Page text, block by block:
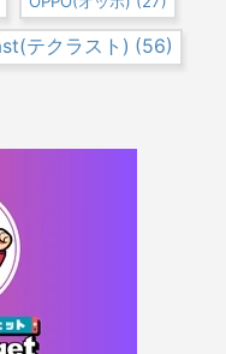
テクラスト) (56)